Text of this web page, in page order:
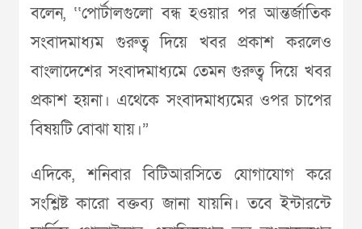
বলেন, ‘‘পোর্টালগুলো বন্ধ হওয়ার পর আন্তর্জাতিক
সংবাদমাধ্যম গুরুত্ব দিয়ে খবর প্রকাশ করলেও
বাংলাদেশের সংবাদমাধ্যমে তেমন গুরুত্ব দিয়ে খবর
প্রকাশ হয়না। এথেকে সংবাদমাধ্যমের ওপর চাপের
বিষয়টি বোঝা যায়।”
এদিকে, শনিবার বিটিআরসিতে যোগাযোগ করে
সংশ্লিষ্ট কারো বক্তব্য জানা যায়নি। তবে ইন্টারন্টে